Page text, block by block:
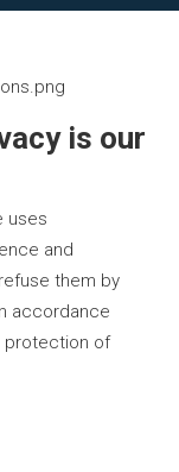
is our
uses
and
them by
accordance
protection of